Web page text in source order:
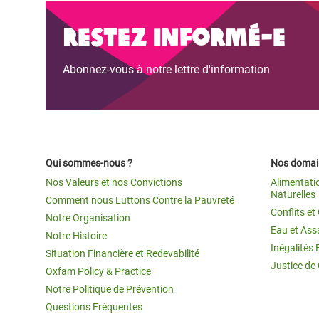
Restez informé-e
Abonnez-vous à notre lettre d'information
Qui sommes-nous ?
Nos Valeurs et nos Convictions
Comment nous Luttons Contre la Pauvreté
Notre Organisation
Notre Histoire
Situation Financière et Redevabilité
Oxfam Policy & Practice
Notre Politique de Prévention
Questions Fréquentes
Nos
Naturelles
Conflits et
Eau et
Inégalités
Justice de